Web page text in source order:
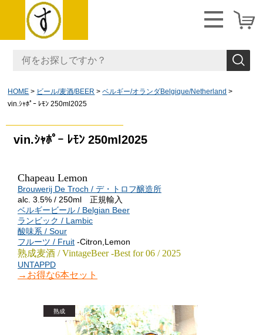
HOME ビール/麦酒/BEER
ベルギー/オランダBelgique/Netherland
vin.ｼｬﾎﾟｰ ﾚﾓﾝ 250ml2025
vin.ｼｬﾎﾟｰ ﾚﾓﾝ 250ml2025
Chapeau Lemon
Brouwerij De Troch / デ・トロフ醸造所
alc. 3.5% / 250ml 正規輸入
ベルギービール / Belgian Beer
ランビック / Lambic
酸味系 / Sour
フルーツ / Fruit -Citron,Lemon
熟成麦酒 / VintageBeer -Best for 06 / 2025
UNTAPPD
→お得な6本セット